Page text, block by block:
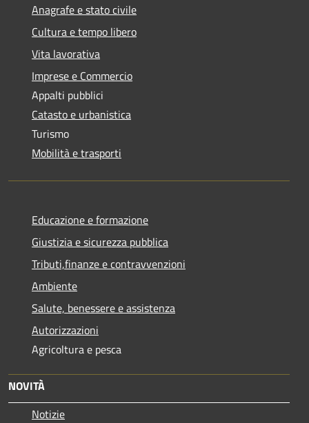
Anagrafe e stato civile
Cultura e tempo libero
Vita lavorativa
Imprese e Commercio
Appalti pubblici
Catasto e urbanistica
Turismo
Mobilità e trasporti
Educazione e formazione
Giustizia e sicurezza pubblica
Tributi,finanze e contravvenzioni
Ambiente
Salute, benessere e assistenza
Autorizzazioni
Agricoltura e pesca
NOVITÀ
Notizie